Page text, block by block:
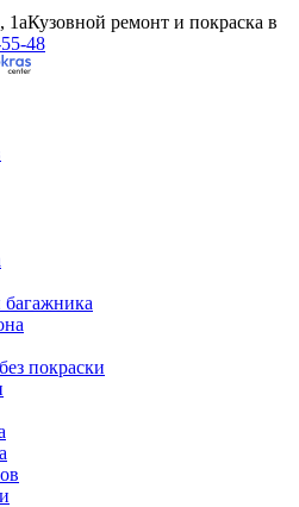
1аКузовной ремонт и покраска в
48
покраски